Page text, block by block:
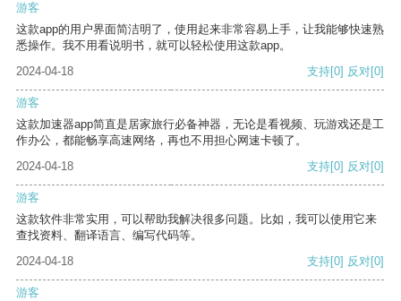
游客
这款app的用户界面简洁明了，使用起来非常容易上手，让我能够快速熟
悉操作。我不用看说明书，就可以轻松使用这款app。
2024-04-18
支持[0] 反对[0]
游客
这款加速器app简直是居家旅行必备神器，无论是看视频、玩游戏还是工
作办公，都能畅享高速网络，再也不用担心网速卡顿了。
2024-04-18
支持[0] 反对[0]
游客
这款软件非常实用，可以帮助我解决很多问题。比如，我可以使用它来
查找资料、翻译语言、编写代码等。
2024-04-18
支持[0] 反对[0]
游客